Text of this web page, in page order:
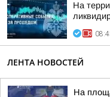
На
ЛЕНТА НОВОСТЕЙ
На